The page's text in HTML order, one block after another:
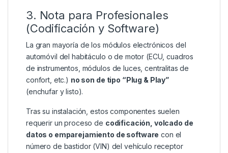
3. Nota para Profesionales
(Codificación y Software)
La gran mayoría de los módulos electrónicos del
automóvil del habitáculo o de motor (ECU, cuadros
de instrumentos, módulos de luces, centralitas de
confort, etc.) no son de tipo “Plug & Play”
(enchufar y listo).
Tras su instalación, estos componentes suelen
requerir un proceso de codificación, volcado de
datos o emparejamiento de software con el
número de bastidor (VIN) del vehículo receptor